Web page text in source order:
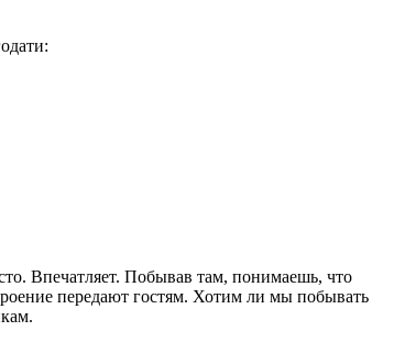
Впечатляет. Побывав там, понимаешь, что
передают гостям. Хотим ли мы побывать